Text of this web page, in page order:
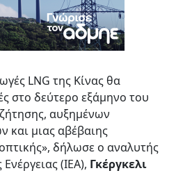
LNG της Κίνας θα
στο δεύτερο εξάμηνο του
αυξημένων
μιας αβέβαιης
δήλωσε ο αναλυτής
(IEA), Γκέργκελι